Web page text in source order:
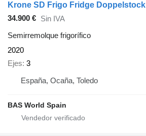
Krone SD Frigo Fridge Doppelstock
34.900 € Sin IVA
Semirremolque frigorífico
2020
Ejes 3
España, Ocaña, Toledo
BAS World Spain